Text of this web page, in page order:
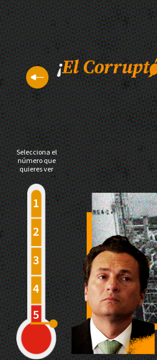
Selecciona el
número que
quieres ver